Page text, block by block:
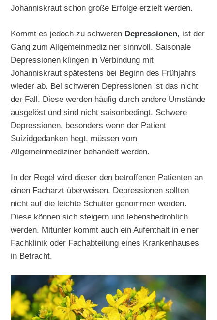
Johanniskraut schon große Erfolge erzielt werden.
Kommt es jedoch zu schweren Depressionen, ist der
Gang zum Allgemeinmediziner sinnvoll. Saisonale
Depressionen klingen in Verbindung mit
Johanniskraut spätestens bei Beginn des Frühjahrs
wieder ab. Bei schweren Depressionen ist das nicht
der Fall. Diese werden häufig durch andere Umstände
ausgelöst und sind nicht saisonbedingt. Schwere
Depressionen, besonders wenn der Patient
Suizidgedanken hegt, müssen vom
Allgemeinmediziner behandelt werden.
In der Regel wird dieser den betroffenen Patienten an
einen Facharzt überweisen. Depressionen sollten
nicht auf die leichte Schulter genommen werden.
Diese können sich steigern und lebensbedrohlich
werden. Mitunter kommt auch ein Aufenthalt in einer
Fachklinik oder Fachabteilung eines Krankenhauses
in Betracht.